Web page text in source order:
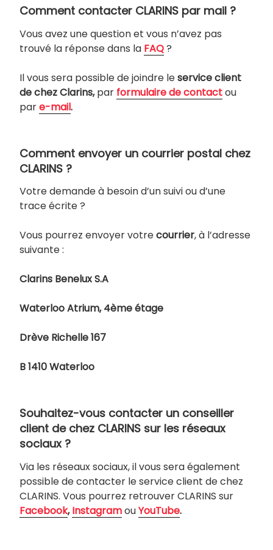
Comment contacter CLARINS par mail ?
Vous avez une question et vous n’avez pas
trouvé la réponse dans la FAQ?
Il vous sera possible de joindre leservice client
de chez Clarins,par formulaire de contactou
pare-mail.
Comment envoyer un courrier postal chez
CLARINS ?
Votre demande à besoin d’un suivi ou d’une
trace écrite ?
Vous pourrez envoyer votrecourrier, à l’adresse
suivante :
Clarins Benelux S.A
Waterloo Atrium, 4ème étage
Drève Richelle 167
B 1410 Waterloo
Souhaitez-vous contacter un conseiller
client de chez CLARINS sur les réseaux
sociaux ?
Via les réseaux sociaux, il vous sera également
possible de contacter le service client de chez
CLARINS. Vous pourrez retrouver CLARINS sur
Facebook,InstagramouYouTube.